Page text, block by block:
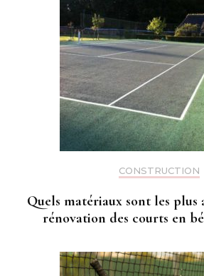
CONSTRUCTION
Quels matériaux sont les plus
rénovation des courts en